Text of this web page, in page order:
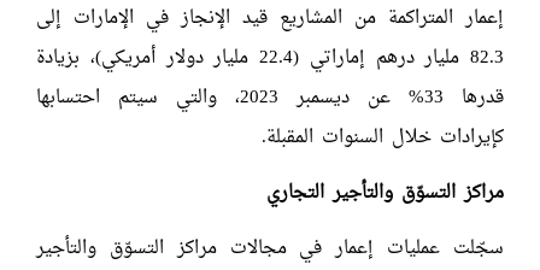
إعمار المتراكمة من المشاريع قيد الإنجاز في الإمارات إلى
82.3 مليار درهم إماراتي (22.4 مليار دولار أمريكي)، بزيادة
قدرها 33% عن ديسمبر 2023، والتي سيتم احتسابها
كإيرادات خلال السنوات المقبلة.
مراكز التسوّق والتأجير التجاري
سجّلت عمليات إعمار في مجالات مراكز التسوّق والتأجير